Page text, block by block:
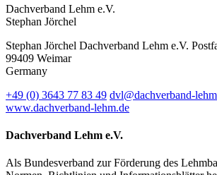
Dachverband Lehm e.V.
Stephan Jörchel
Stephan Jörchel Dachverband Lehm e.V.
99409 Weimar
Germany
+49 (0) 3643 77 83 49 dvl@dachverband-
www.dachverband-lehm.de
Dachverband Lehm e.V.
Als Bundesverband zur Förderung des